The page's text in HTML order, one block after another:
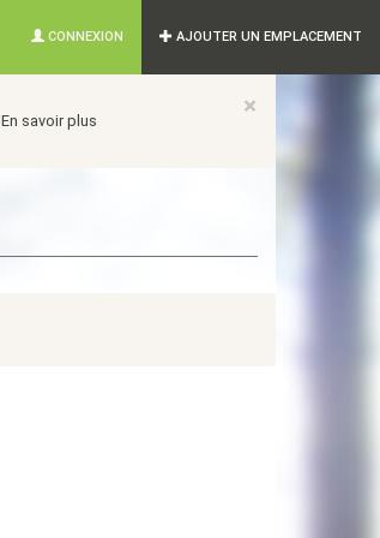
CONNEXION AJOUTER UN EMPLACEMENT
×
En savoir plus